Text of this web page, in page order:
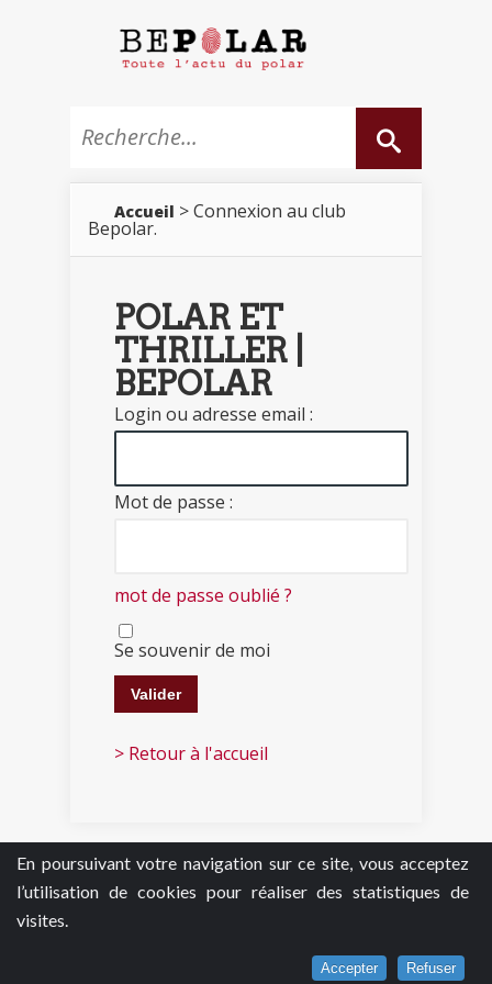
En poursuivant votre navigation sur ce site, vous acceptez
l’utilisation de cookies pour réaliser des statistiques de
visites.
Accepter Refuser
Accueil > Connexion au club
Bepolar.
POLAR ET
THRILLER |
BEPOLAR
Login ou adresse email :
Mot de passe :
mot de passe oublié ?
Se souvenir de moi
> Retour à l'accueil